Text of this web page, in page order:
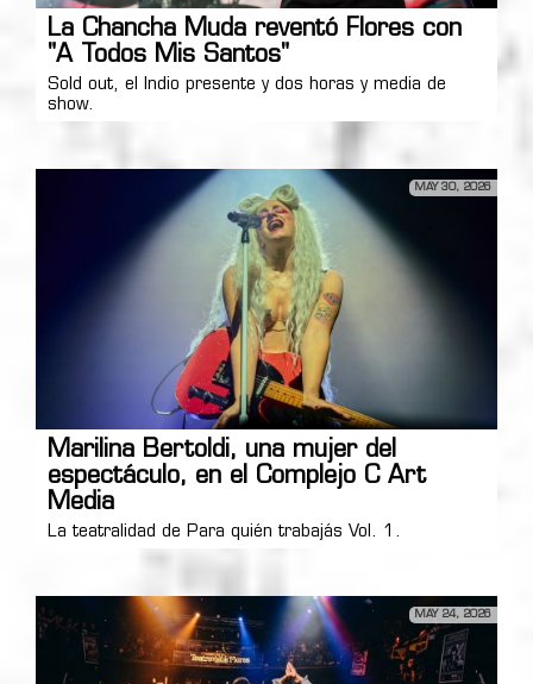
La Chancha Muda reventó Flores con
"A Todos Mis Santos"
Sold out, el Indio presente y dos horas y media de
show.
MAY 30, 2026
Marilina Bertoldi, una mujer del
espectáculo, en el Complejo C Art
Media
La teatralidad de Para quién trabajás Vol. 1.
MAY 24, 2026